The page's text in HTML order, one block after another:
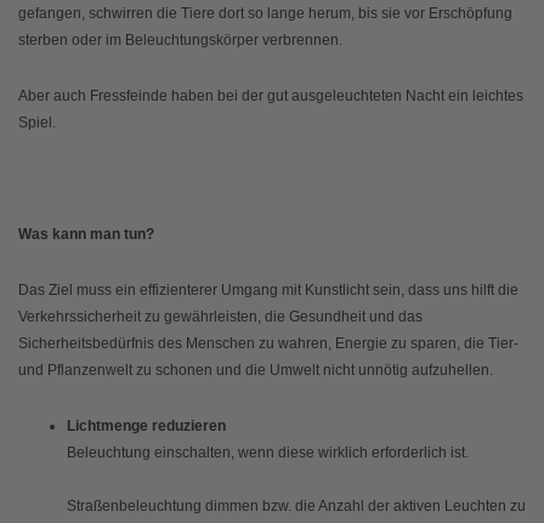
gefangen, schwirren die Tiere dort so lange herum, bis sie vor Erschöpfung
sterben oder im Beleuchtungskörper verbrennen.
Aber auch Fressfeinde haben bei der gut ausgeleuchteten Nacht ein leichtes
Spiel.
Was kann man tun?
Das Ziel muss ein effizienterer Umgang mit Kunstlicht sein, dass uns hilft die
Verkehrssicherheit zu gewährleisten, die Gesundheit und das
Sicherheitsbedürfnis des Menschen zu wahren, Energie zu sparen, die Tier-
und Pflanzenwelt zu schonen und die Umwelt nicht unnötig aufzuhellen.
Lichtmenge reduzieren
Beleuchtung einschalten, wenn diese wirklich erforderlich ist.
Straßenbeleuchtung dimmen bzw. die Anzahl der aktiven Leuchten zu